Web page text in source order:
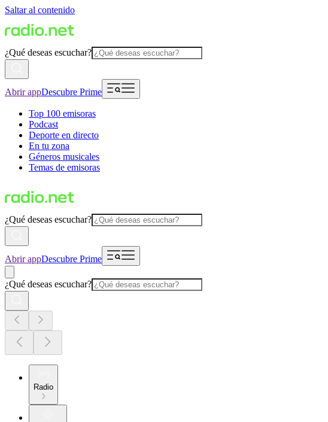
Saltar al contenido
¿Qué deseas escuchar?
Abrir appDescubre Prime
Top 100 emisoras
Podcast
Deporte en directo
En tu zona
Géneros musicales
Temas de emisoras
¿Qué deseas escuchar?
Abrir appDescubre Prime
¿Qué deseas escuchar?
Radio